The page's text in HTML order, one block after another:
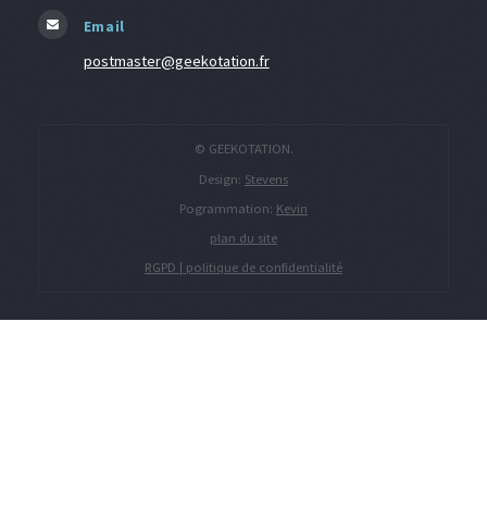
Email
postmaster@geekotation.fr
© GEEKOTATION.
Design: Stevens
Pogrammation: Kevin
plan du site
RGPD | politique de confidentialité